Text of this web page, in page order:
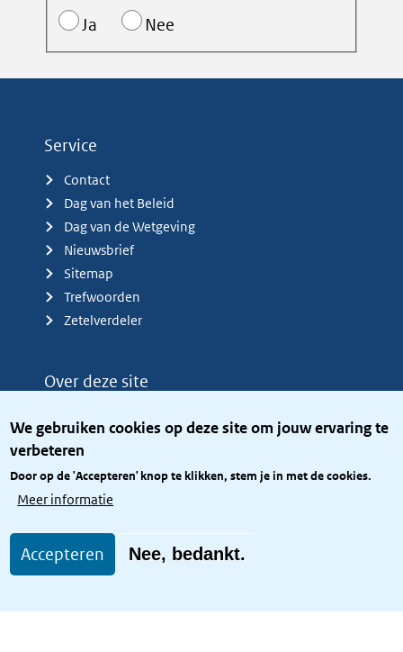
We gebruiken cookies op deze site om jouw ervaring te
verbeteren
Door op de 'Accepteren' knop te klikken, stem je in met de cookies.
Meer informatie
Accepteren Nee, bedankt.
Ja
Nee
Service
Contact
Dag van het Beleid
Dag van de Wetgeving
Nieuwsbrief
Sitemap
Trefwoorden
Zetelverdeler
Over deze site
Privacy
Toegang site openbaar
Toegankelijkheid